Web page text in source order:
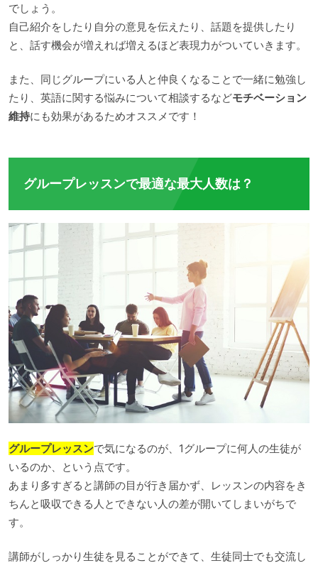
でしょう。
自己紹介をしたり自分の意見を伝えたり、話題を提供したり
と、話す機会が増えれば増えるほど表現力がついていきます。
また、同じグループにいる人と仲良くなることで一緒に勉強し
たり、英語に関する悩みについて相談するなどモチベーション
維持にも効果があるためオススメです！
グループレッスンで最適な最大人数は？
グループレッスンで気になるのが、1グループに何人の生徒が
いるのか、という点です。
あまり多すぎると講師の目が行き届かず、レッスンの内容をき
ちんと吸収できる人とできない人の差が開いてしまいがちで
す。
講師がしっかり生徒を見ることができて、生徒同士でも交流し